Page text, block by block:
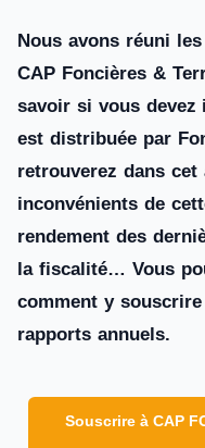
Nous avons réuni
CAP Foncières &
savoir si vous devez
est distribuée par
retrouverez dans
inconvénients de
rendement des
la fiscalité… Vous
comment y
rapports annuels.
Souscrire à CAP